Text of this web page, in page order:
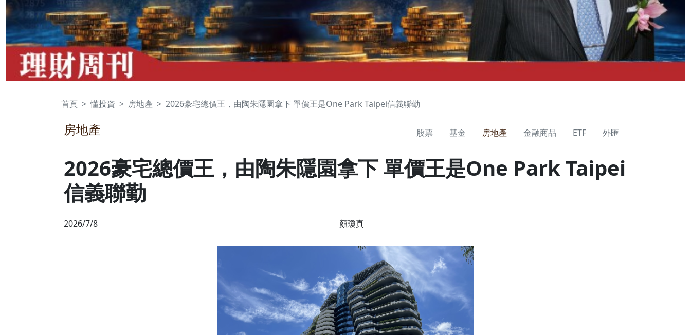
首頁 懂投資 房地產 2026豪宅總價王，由陶朱隱園拿下 單價王是One Park Taipei信義聯勤
房地產 股票 基金 房地產 金融商品 ETF 外匯
2026豪宅總價王，由陶朱隱園拿下 單價王是One Park Taipei
信義聯勤
2026/7/8 顏瓊真